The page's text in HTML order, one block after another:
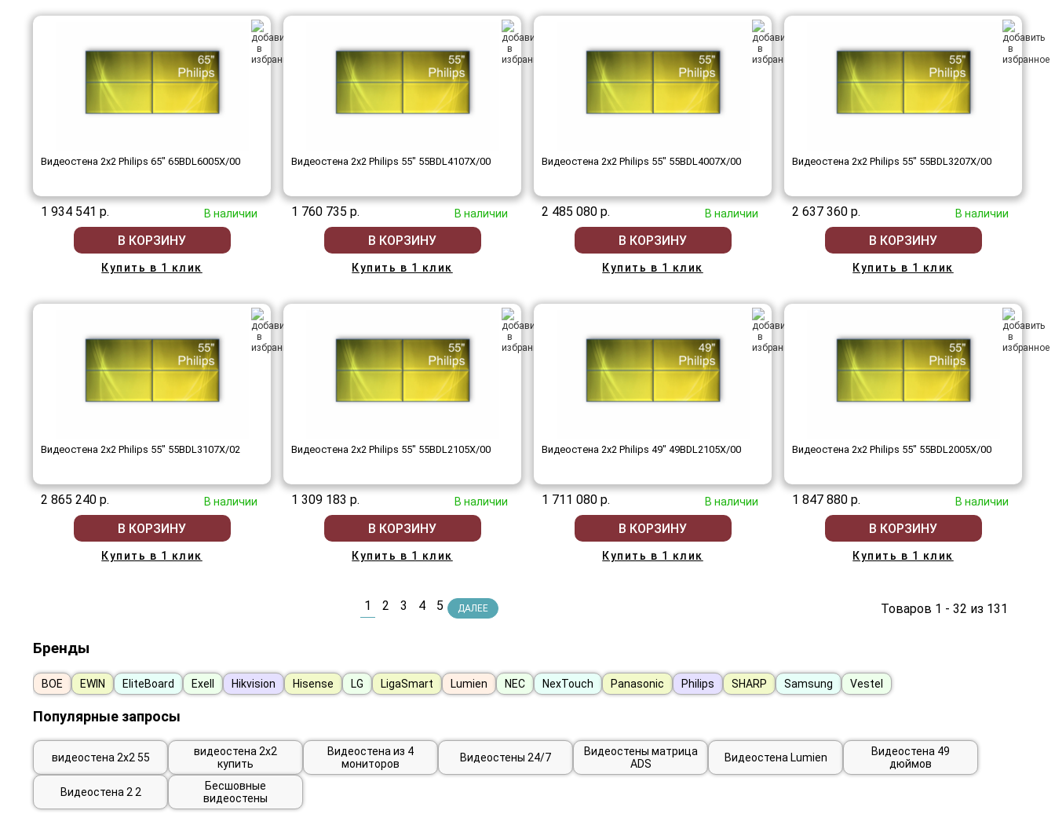
Видеостена 2x2 Philips 65" 65BDL6005X/00
1 934 541 р. В наличии
В КОРЗИНУ
Купить в 1 клик
Видеостена 2x2 Philips 55" 55BDL4107X/00
1 760 735 р. В наличии
В КОРЗИНУ
Купить в 1 клик
Видеостена 2x2 Philips 55" 55BDL4007X/00
2 485 080 р. В наличии
В КОРЗИНУ
Купить в 1 клик
Видеостена 2x2 Philips 55" 55BDL3207X/00
2 637 360 р. В наличии
В КОРЗИНУ
Купить в 1 клик
Видеостена 2x2 Philips 55" 55BDL3107X/02
2 865 240 р. В наличии
В КОРЗИНУ
Купить в 1 клик
Видеостена 2x2 Philips 55" 55BDL2105X/00
1 309 183 р. В наличии
В КОРЗИНУ
Купить в 1 клик
Видеостена 2x2 Philips 49" 49BDL2105X/00
1 711 080 р. В наличии
В КОРЗИНУ
Купить в 1 клик
Видеостена 2x2 Philips 55" 55BDL2005X/00
1 847 880 р. В наличии
В КОРЗИНУ
Купить в 1 клик
1 2 3 4 5 ДАЛЕЕ Товаров 1 - 32 из 131
Бренды
BOE EWIN EliteBoard Exell Hikvision Hisense LG LigaSmart Lumien NEC NexTouch Panasonic Philips SHARP Samsung Vestel
Популярные запросы
видеостена 2х2 55
видеостена 2х2
купить
Видеостена из 4
мониторов
Видеостены 24/7
Видеостены матрица
ADS
Видеостена Lumien
Видеостена 49
дюймов
Видеостена 2 2
Бесшовные
видеостены